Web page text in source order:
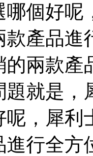
哪個好呢
產品進
兩款產
題就是
，犀利
行全方